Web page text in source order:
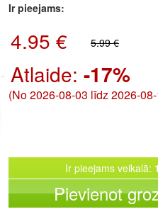
Ir pieejams:
4.95 € 5.99 €
Atlaide: -17%
(No 2026-08-03 līdz 2026-
Ir pieejams veikalā:
Pievienot